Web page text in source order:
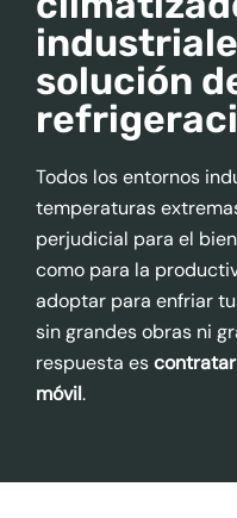
solución
Todos los entornos
temperaturas
perjudicial para el
como para la
adoptar para enfriar
sin grandes obras ni
respuesta es
móvil.